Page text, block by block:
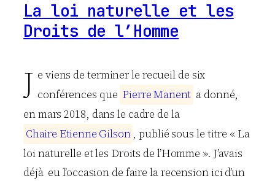
La loi naturelle et les
Droits de l’Homme
J e viens de terminer le recueil de six
conférences que PierreManent a donné,
en mars 2018, dans le cadre de la
Chaire Etienne Gilson , publié sous le titre « La
loi naturelle et les Droits de l’Homme ». J’avais
déjà eu l’occasion de faire la recension ici d’un